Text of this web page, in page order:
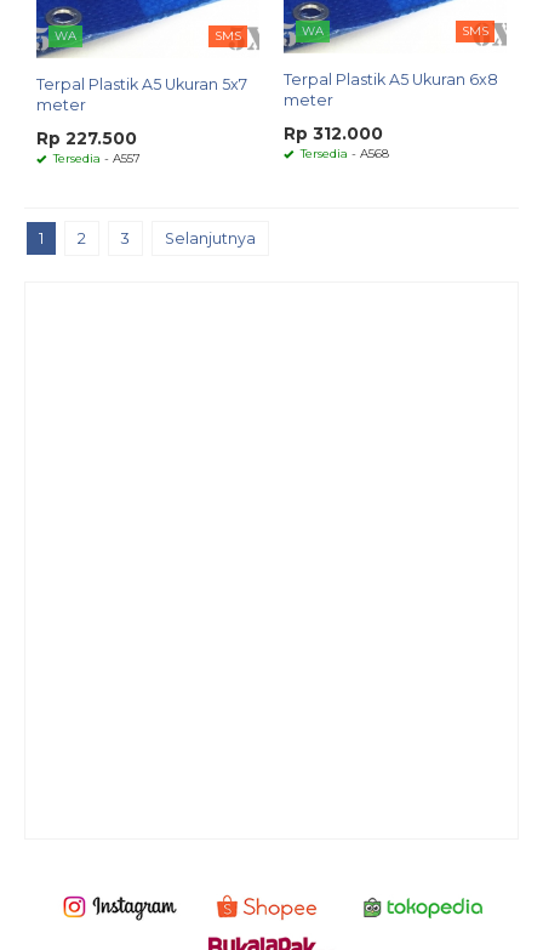
WA SMS
Terpal Plastik A5 Ukuran 6x8
meter
Rp 312.000
Tersedia - A568
WA SMS
Terpal Plastik A5 Ukuran 5x7
meter
Rp 227.500
Tersedia - A557
1 2 3 Selanjutnya